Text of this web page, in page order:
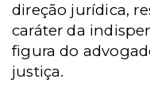
direção jurídica,
caráter da
figura do
justiça.